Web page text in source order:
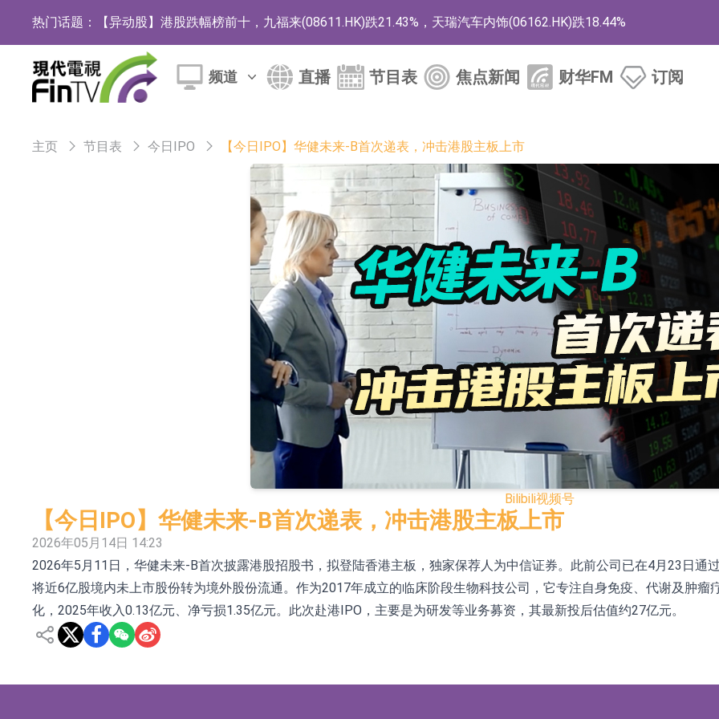
热门话题： 【异动股】港股跌幅榜前十，九福来(08611.HK)跌21.43%，天瑞汽车内饰(06162.HK)跌18.44%
【异动股】港股涨幅榜前十，佳明集团控股(01271.HK)涨+78.22%，拿森科技(02261.HK)涨+64.11%
斯迪克：公司为国内折叠屏核心功能材料供应商
聚辰股份：公司VPD芯片已顺利通过目标客户的测试认证
上期所：7月份对11个实际控制关系账户组采取限制开仓的监管措施
特发服务：成功中标哔哩哔哩上海滨江总部物业服务项目
亚太股份：公司是零跑汽车和Stellantis集团的供应商
理工雷科面向边缘AI场景推出"山海"系列智算模组 系列产品基于国产CPU与GPU构建
【异动股】医疗研发外包板块拉升，博腾股份(300363.CN)涨20.02%
依米康：海外交付以东南亚、中东市场为主 并已取得欧美相关认证
上交所：财通多策略福鑫定期开放灵活配置混合型发起式证券投资基金临时停牌
上交所：景顺长城全球半导体芯片产业股票型证券投资基金临时停牌
【异动股】港股跌幅榜前十，卡森国际(00496.HK)跌22.40%，九福来(08611.HK)跌21.01%
【异动股】港股涨幅榜前十，拿森科技(02261.HK)涨+75.05%，辰兴发展(02286.HK)涨+64.91%
神火股份：新疆神火铝水转化率已100%
【异动股】焦炭Ⅲ板块下挫，陕西黑猫(601015.CN)跌8.38%
浙江证监局对财通证券股份有限公司采取出具警示函措施
山金国际：港股上市工作正常推进中
频道 直播 节目表 焦点新闻 财华FM 订阅
主页 节目表 今日IPO 【今日IPO】华健未来-B首次递表，冲击港股主板上市
Bilibili视频号
【今日IPO】华健未来-B首次递表，冲击港股主板上市
2026年05月14日 14:23
2026年5月11日，华健未来-B首次披露港股招股书，拟登陆香港主板，独家保荐人为中信证券。此前公司已在4月23日通
将近6亿股境内未上市股份转为境外股份流通。作为2017年成立的临床阶段生物科技公司，它专注自身免疫、代谢及肿
化，2025年收入0.13亿元、净亏损1.35亿元。此次赴港IPO，主要是为研发等业务募资，其最新投后估值约27亿元。